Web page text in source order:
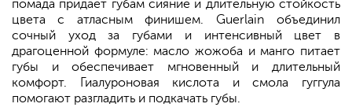
помада придает губам сияние и длительную стойкость
цвета с атласным финишем. Guerlain объединил
сочный уход за губами и интенсивный цвет в
драгоценной формуле: масло жожоба и манго питает
губы и обеспечивает мгновенный и длительный
комфорт. Гиалуроновая кислота и смола гуггула
помогают разгладить и подкачать губы.